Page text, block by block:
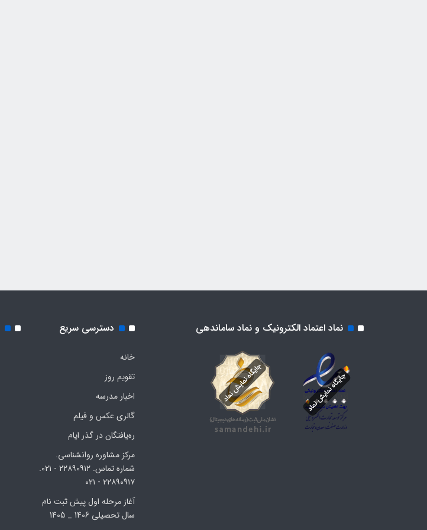
نماد اعتماد الکترونیک و نماد ساماندهی دسترسی سریع
خانه
تقویم روز
اخبار مدرسه
گالری عکس و فیلم
ره‌یافتگان در گذر ایام
مرکز مشاوره روانشناسی.
شماره تماس. ۲۲۸۹۰۹۱۲ - ۰۲۱.
۲۲۸۹۰۹۱۷ - ۰۲۱
آغاز مرحله اول پیش ثبت نام
سال تحصیلی 1406 _ 1405